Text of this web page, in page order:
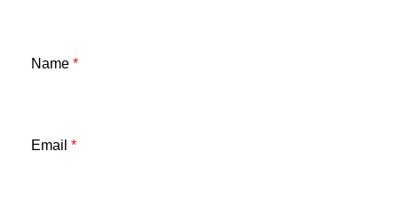
Name *
Email *